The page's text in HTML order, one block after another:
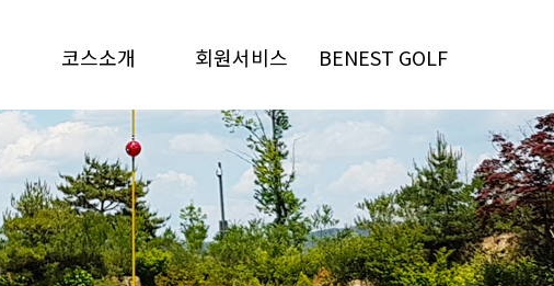
코스소개
코스소개
코스공략
코스갤러리
홀인원이벤트
회원서비스
회원정보관리
자주하는질문
쿠폰함
BENEST GOLF
동래베네스트G.C
가평베네스트G.C
안성베네스트G.C